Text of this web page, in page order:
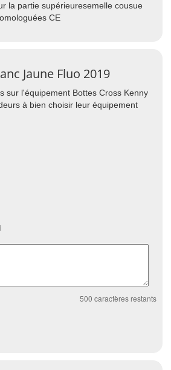
la partie supérieuresemelle cousue
CE
Jaune Fluo 2019
sur l'équipement Bottes Cross Kenny
à bien choisir leur équipement
500 caractères restants